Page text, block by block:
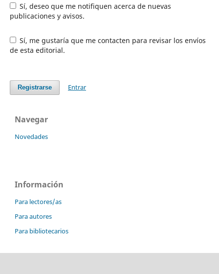
Sí, deseo que me notifiquen acerca de nuevas
publicaciones y avisos.
Sí, me gustaría que me contacten para revisar los envíos
de esta editorial.
Registrarse Entrar
Navegar
Novedades
Información
Para lectores/as
Para autores
Para bibliotecarios